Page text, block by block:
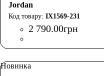
Jordan
IX1569-231
2 790.00грн
Новинка